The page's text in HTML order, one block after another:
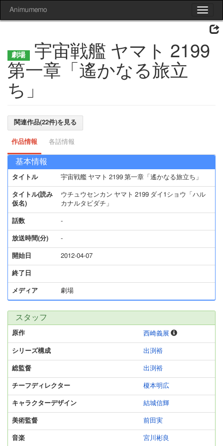
Toggle
Animumemo
宇宙戦艦 ヤマト 2199
第一章「遙かなる旅立
ち」
関連作品(22件)を見る
作品情報 各話情報
基本情報
タイトル 宇宙戦艦 ヤマト 2199 第一章「遙かなる旅立ち」
タイトル(読み
仮名)
ウチュウセンカン ヤマト 2199 ダイ1ショウ「ハル
カナルタビダチ」
話数 -
放送時間(分) -
開始日 2012-04-07
終了日
メディア 劇場
スタッフ
原作 西崎義展
シリーズ構成 出渕裕
総監督 出渕裕
チーフディレクター 榎本明広
キャラクターデザイン 結城信輝
美術監督 前田実
音楽 宮川彬良